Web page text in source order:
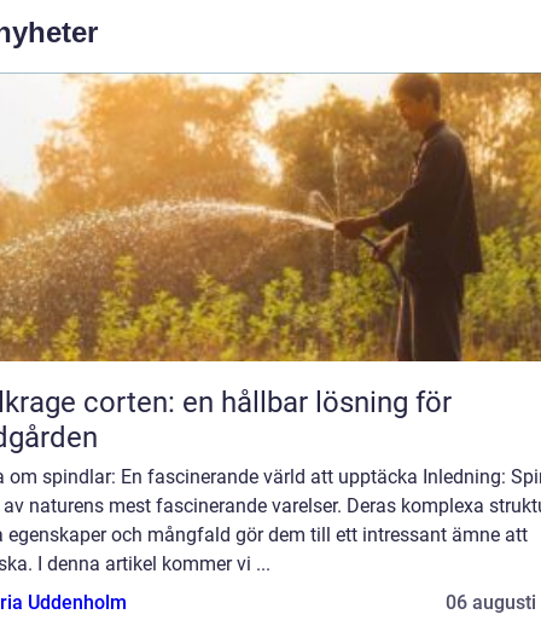
corten: en hållbar lösning för
om spindlar: En fascinerande värld att upptäcka Inledning:
av naturens mest fascinerande varelser. Deras komplexa
egenskaper och mångfald gör dem till ett intressant ämne att
I denna artikel kommer vi ...
Uddenholm
06 augusti